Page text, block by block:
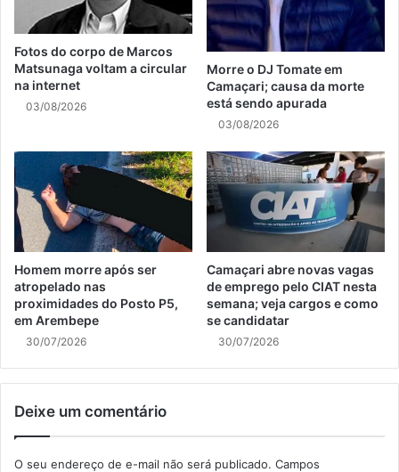
Fotos do corpo de Marcos
Matsunaga voltam a circular
na internet
03/08/2026
Morre o DJ Tomate em
Camaçari; causa da morte
está sendo apurada
03/08/2026
Homem morre após ser
atropelado nas
proximidades do Posto P5,
em Arembepe
30/07/2026
Camaçari abre novas vagas
de emprego pelo CIAT nesta
semana; veja cargos e como
se candidatar
30/07/2026
Deixe um comentário
O seu endereço de e-mail não será publicado. Campos